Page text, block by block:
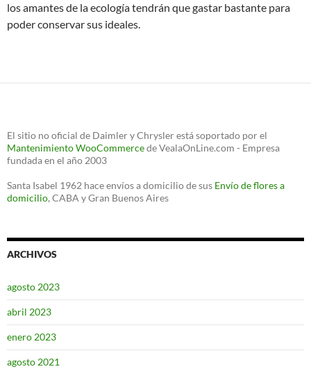
los amantes de la ecología tendrán que gastar bastante para
poder conservar sus ideales.
El sitio no oficial de Daimler y Chrysler está soportado por el
Mantenimiento WooCommercede VealaOnLine.com - Empresa
fundada en el año 2003
Santa Isabel 1962 hace envíos a domicilio de sus Envío de flores a
domicilio, CABA y Gran Buenos Aires
ARCHIVOS
agosto 2023
abril 2023
enero 2023
agosto 2021